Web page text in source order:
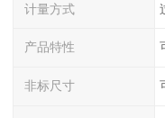
计量方式
产品特性
非标尺寸